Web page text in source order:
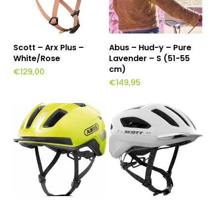
Toevoegen Aan
Winkelwagen
Scott – Arx Plus –
White/Rose
€129,00
Toevoegen Aan
Winkelwagen
Abus – Hud-y – Pure
Lavender – S (51-55
cm)
€149,95